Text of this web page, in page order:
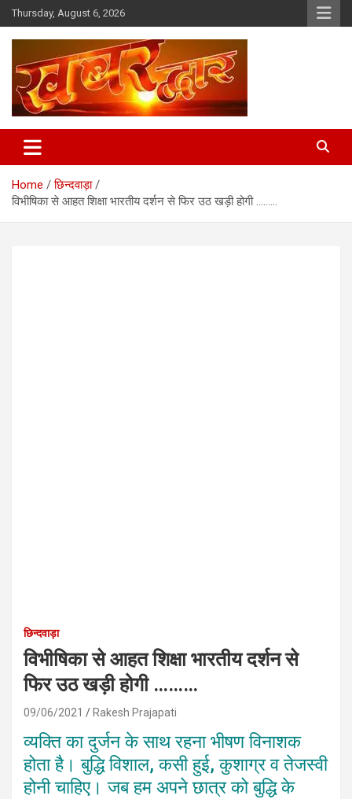
Skip
to
content
Thursday, August 6, 2026
Khabar Dwar
Home
छिन्दवाड़ा
विभीषिका से आहत शिक्षा भारतीय दर्शन से फिर उठ खड़ी होगी ………
छिन्दवाड़ा
विभीषिका से आहत शिक्षा भारतीय दर्शन से
फिर उठ खड़ी होगी ………
09/06/2021 Rakesh Prajapati
व्यक्ति का दुर्जन के साथ रहना भीषण विनाशक
होता है। बुद्धि विशाल, कसी हुई, कुशाग्र व तेजस्वी
होनी चाहिए। जब हम अपने छात्र को बुद्धि के